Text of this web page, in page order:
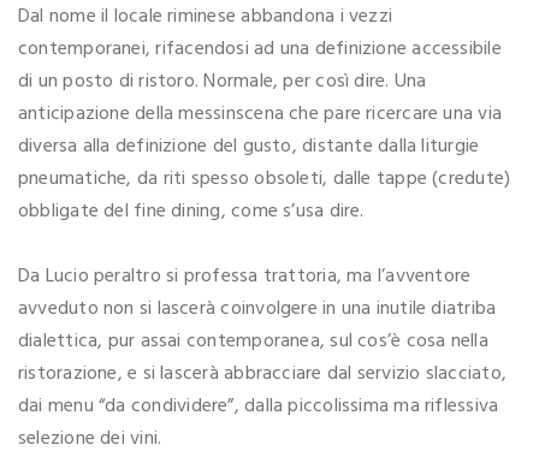
Dal nome il locale riminese abbandona i vezzi
contemporanei, rifacendosi ad una definizione accessibile
di un posto di ristoro. Normale, per così dire. Una
anticipazione della messinscena che pare ricercare una via
diversa alla definizione del gusto, distante dalla liturgie
pneumatiche, da riti spesso obsoleti, dalle tappe (credute)
obbligate del fine dining, come s’usa dire.
Da Lucio peraltro si professa trattoria, ma l’avventore
avveduto non si lascerà coinvolgere in una inutile diatriba
dialettica, pur assai contemporanea, sul cos’è cosa nella
ristorazione, e si lascerà abbracciare dal servizio slacciato,
dai menu “da condividere”, dalla piccolissima ma riflessiva
selezione dei vini.